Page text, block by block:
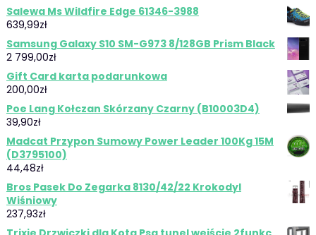
Salewa Ms Wildfire Edge 61346-3988
639,99zł
Samsung Galaxy S10 SM-G973 8/128GB Prism Black
2 799,00zł
Gift Card karta podarunkowa
200,00zł
Poe Lang Kołczan Skórzany Czarny (B10003D4)
39,90zł
Madcat Przypon Sumowy Power Leader 100Kg 15M
(D3795100)
44,48zł
Bros Pasek Do Zegarka 8130/42/22 Krokodyl
Wiśniowy
237,93zł